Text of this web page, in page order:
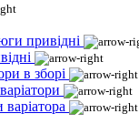
привідні
в зборі